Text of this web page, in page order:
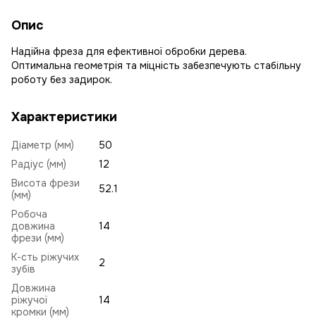
Опис
Надійна фреза для ефективної обробки дерева.
Оптимальна геометрія та міцність забезпечують стабільну
роботу без задирок.
Характеристики
Діаметр (мм)
50
Радіус (мм)
12
Висота фрези
(мм)
52.1
Робоча
довжина
фрези (мм)
14
К-сть ріжучих
зубів
2
Довжина
ріжучої
кромки (мм)
14